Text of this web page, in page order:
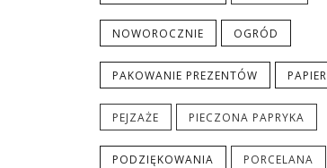
NOWOROCZNIE OGRÓD
PAKOWANIE PREZENTÓW PAPIER
PEJZAŻE PIECZONA PAPRYKA
PODZIĘKOWANIA PORCELANA